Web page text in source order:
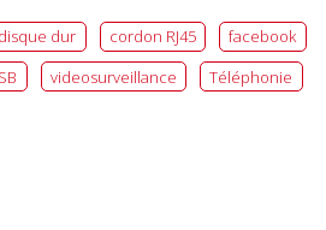
disque dur cordon RJ45
facebook
videosurveillance Téléphonie